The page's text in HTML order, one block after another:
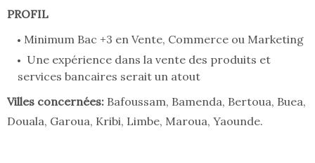
PROFIL
Minimum Bac +3 en Vente, Commerce ou Marketing
Une expérience dans la vente des produits et
services bancaires serait un atout
Villes concernées: Bafoussam, Bamenda, Bertoua, Buea,
Douala, Garoua, Kribi, Limbe, Maroua, Yaounde.